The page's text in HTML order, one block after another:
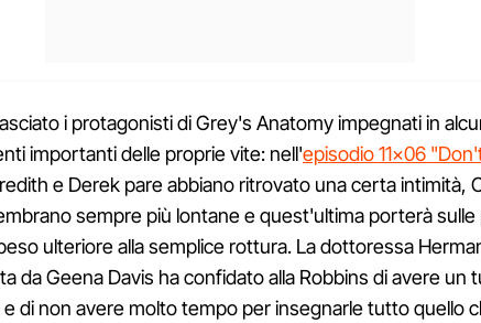
i protagonisti di Grey's Anatomy impegnati in
importanti delle proprie vite: nell'episodio 11×06
e Derek pare abbiano ritrovato una certa intimità,
sempre più lontane e quest'ultima porterà sulle
ulteriore alla semplice rottura. La dottoressa
da Geena Davis ha confidato alla Robbins di avere un
e di non avere molto tempo per insegnarle tutto quello